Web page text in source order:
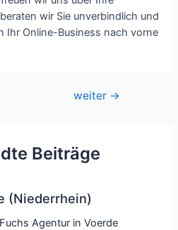
wir Sie unverbindlich und
Ihr Online-Business nach vorne
weiter →
Beiträge
(Niederrhein)
Agentur in Voerde